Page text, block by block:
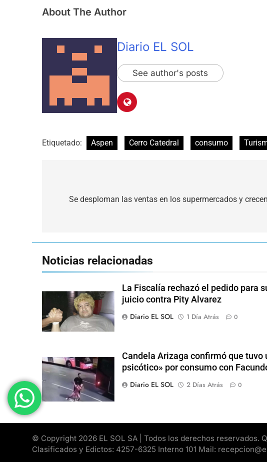
About The Author
Diario EL SOL
See author's posts
Etiquetado: Aspen Cerro Catedral consumo
Se desploman las ventas en los supermercados y
Noticias relacionadas
La Fiscalía rechazó el pedido para
juicio contra Pity Alvarez
Diario EL SOL
1 Día Atrás 0
Candela Arizaga confirmó que tuvo
psicótico» por consumo con
Diario EL SOL
2 Días Atrás 0
© Copyright 2026 EL SOL SA | Todos los derechos
Clasificados y Edictos: 4257-6325 Interno 101 Mail: